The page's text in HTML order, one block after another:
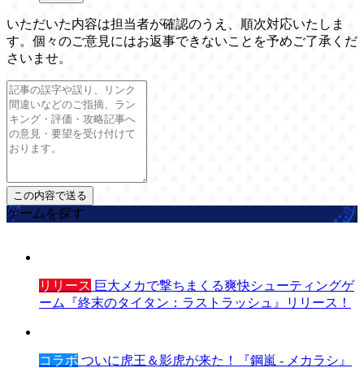
いただいた内容は担当者が確認のうえ、順次対応いたしま
す。個々のご意見にはお返事できないことを予めご了承くだ
さいませ。
ゲームを探す
リリース 巨大メカで撃ちまくる爽快シューティングゲ
ーム『終末のタイタン：ラストラッシュ』リリース！
コラボ ついに虎王＆影虎が来た！『鋼嵐 - メカラシ』